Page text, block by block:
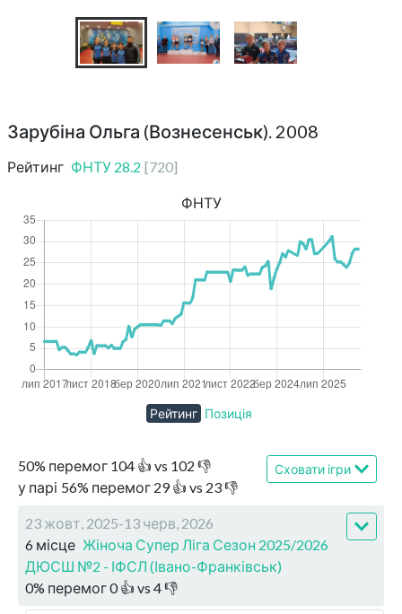
Зарубіна Ольга (Вознесенськ). 2008
Рейтинг ФНТУ 28.2 [720]
50% перемог 104 👍 vs 102 👎
у парі 56% перемог 29👍 vs 23👎
Сховати ігри
23 жовт, 2025-13 черв, 2026
6 місце Жіноча Супер Ліга Сезон 2025/2026
ДЮСШ №2 - ІФСЛ (Івано-Франківськ)
0% перемог0👍 vs 4👎
ФНТУ
Рейтинг Позиція